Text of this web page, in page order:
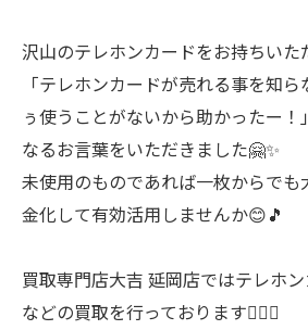
沢山のテレホンカードをお持ちいた
「テレホンカードが売れる事を知
ぅ使うことがないから助かったー！
なるお言葉をいただきました🤗✨
未使用のものであれば一枚からでも
金化して有効活用しませんか😊🎵
買取専門店大吉 延岡店ではテレホ
などの買取を行っております🙋‍♀️✨